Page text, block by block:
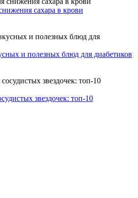
сахара в крови
и полезных блюд для диабетиков
звездочек: топ-10